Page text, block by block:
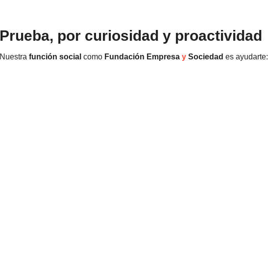
Prueba, por curiosidad y proactividad
Nuestra función social como Fundación Empresa y Sociedad es ayudarte: